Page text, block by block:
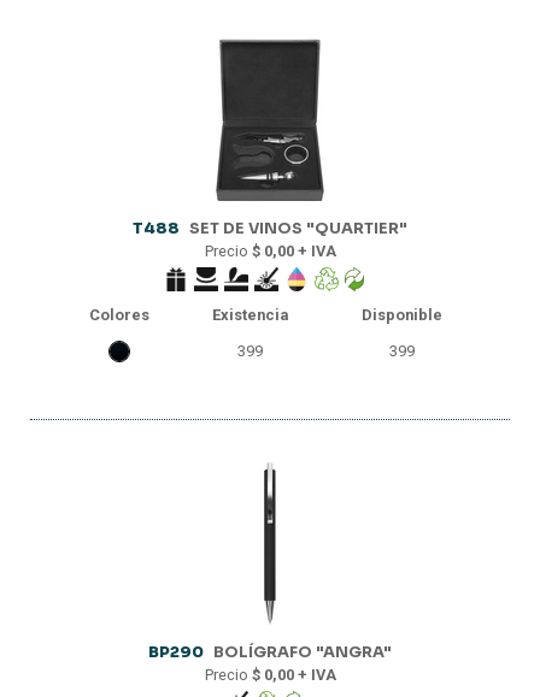
T488 SET DE VINOS "QUARTIER"
Precio $ 0,00 + IVA
Colores Existencia
Disponible
399
399
BP290 BOLÍGRAFO "ANGRA"
Precio $ 0,00 + IVA